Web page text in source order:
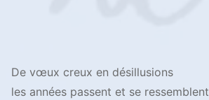
De vœux creux en désillusions
les années passent et se ressemblent